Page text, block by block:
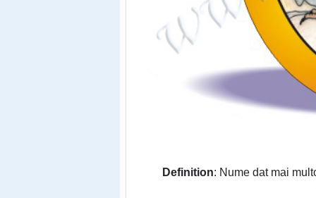
Definition: Nume dat mai